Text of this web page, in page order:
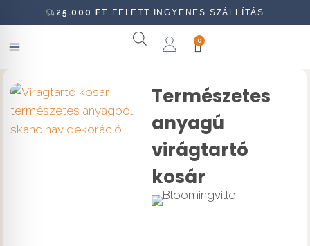
25.000 FT FELETT INGYENES SZÁLLÍTÁS
0
Természetes
anyagú
virágtartó
kosár